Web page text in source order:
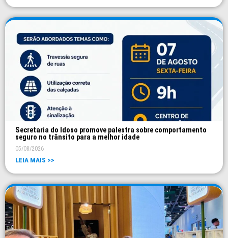
Secretaria do Idoso promove palestra sobre comportamento
seguro no trânsito para a melhor idade
05/08/2026
LEIA MAIS >>